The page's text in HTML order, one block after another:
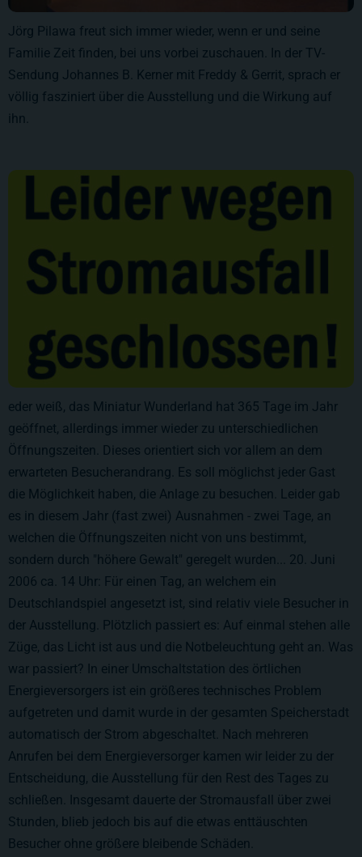
Jörg Pilawa freut sich immer wieder, wenn er und seine
Familie Zeit finden, bei uns vorbei zuschauen. In der TV-
Sendung Johannes B. Kerner mit Freddy & Gerrit, sprach er
völlig fasziniert über die Ausstellung und die Wirkung auf
ihn.
eder weiß, das Miniatur Wunderland hat 365 Tage im Jahr
geöffnet, allerdings immer wieder zu unterschiedlichen
Öffnungszeiten. Dieses orientiert sich vor allem an dem
erwarteten Besucherandrang. Es soll möglichst jeder Gast
die Möglichkeit haben, die Anlage zu besuchen. Leider gab
es in diesem Jahr (fast zwei) Ausnahmen - zwei Tage, an
welchen die Öffnungszeiten nicht von uns bestimmt,
sondern durch "höhere Gewalt" geregelt wurden... 20. Juni
2006 ca. 14 Uhr: Für einen Tag, an welchem ein
Deutschlandspiel angesetzt ist, sind relativ viele Besucher in
der Ausstellung. Plötzlich passiert es: Auf einmal stehen alle
Züge, das Licht ist aus und die Notbeleuchtung geht an. Was
war passiert? In einer Umschaltstation des örtlichen
Energieversorgers ist ein größeres technisches Problem
aufgetreten und damit wurde in der gesamten Speicherstadt
automatisch der Strom abgeschaltet. Nach mehreren
Anrufen bei dem Energieversorger kamen wir leider zu der
Entscheidung, die Ausstellung für den Rest des Tages zu
schließen. Insgesamt dauerte der Stromausfall über zwei
Stunden, blieb jedoch bis auf die etwas enttäuschten
Besucher ohne größere bleibende Schäden.